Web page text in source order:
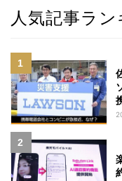
人気記事ラ